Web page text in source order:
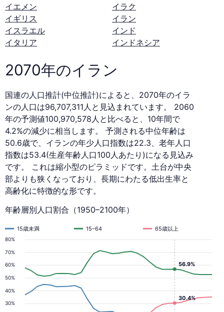
イエメン
イギリス
イスラエル
イタリア
イラク
イラン
インド
インドネシア
2070年のイラン
国連の人口推計(中位推計)によると、2070年のイラ
ンの人口は96,707,311人と見込まれています。 2060
年の予測値100,970,578人と比べると、10年間で
4.2%の減少に相当します。 予測される中位年齢は
50.6歳で、イランの年少人口指数は22.3、老年人口
指数は53.4(生産年齢人口100人あたり)になる見込み
です。 これは縮小型のピラミッドです。土台が中央
部よりも狭くなっており、長期にわたる低出生率と
高齢化に特徴的な形です。
年齢層別人口割合（1950–2100年）
30%
40%
50%
60%
70%
80%
15歳未満 15–64 65歳以上
30.4%
56.9%